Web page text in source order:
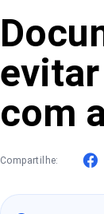
com
Compartilhe: